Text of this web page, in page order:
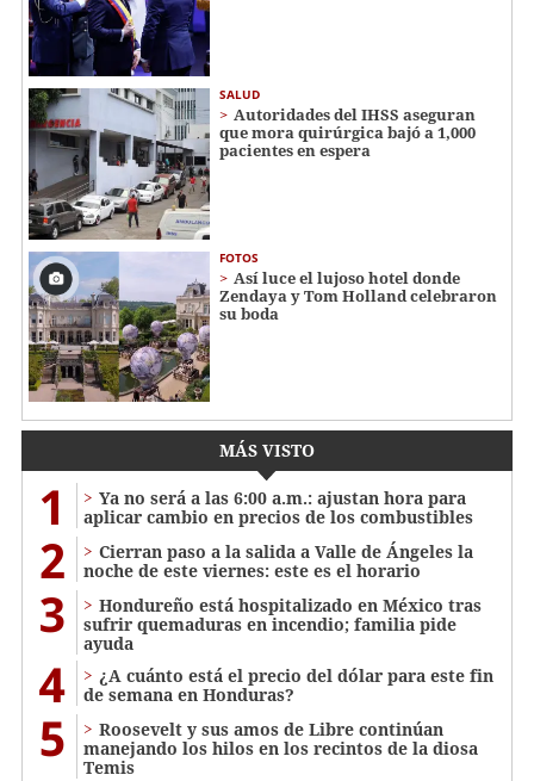
SALUD
Autoridades del IHSS aseguran
que mora quirúrgica bajó a 1,000
pacientes en espera
FOTOS
Así luce el lujoso hotel donde
Zendaya y Tom Holland celebraron
su boda
MÁS VISTO
1
Ya no será a las 6:00 a.m.: ajustan hora para
aplicar cambio en precios de los combustibles
2
Cierran paso a la salida a Valle de Ángeles la
noche de este viernes: este es el horario
3
Hondureño está hospitalizado en México tras
sufrir quemaduras en incendio; familia pide
ayuda
4
¿A cuánto está el precio del dólar para este fin
de semana en Honduras?
5
Roosevelt y sus amos de Libre continúan
manejando los hilos en los recintos de la diosa
Temis